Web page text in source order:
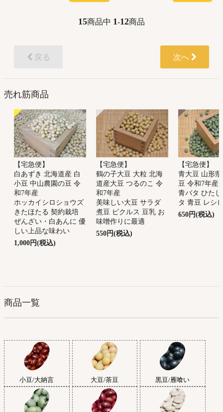
15商品中 1-12商品
戻る 次へ
売れ筋商品
【宅急便】
白あずき 北海道産 白
小豆 中山農園の豆 令
和7年産
ホッカイシロショウズ
きたほたる 契約栽培
ぜんざい・白あんに 優
しい上品な味わい
1,000円(税込)
【宅急便】
鶴の子大豆 大粒 北海
道産大豆 つるのこ 令
和7年産
美味しい大豆 サラダ
煮豆 ピクルス 豆乳 お
味噌作りに最適
550円(税込)
【宅急便】
青大豆 山形
豆 令和7年産
青バタ ひた
タ 青豆 レシ
650円(税込)
商品一覧
小豆/大納言 大豆/茶豆 黒豆/雁喰い